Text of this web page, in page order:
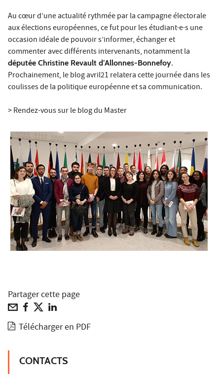
Au cœur d’une actualité rythmée par la campagne électorale
aux élections européennes, ce fut pour les étudiant·e·s une
occasion idéale de pouvoir s’informer, échanger et
commenter avec différents intervenants, notamment la
députée Christine Revault d’Allonnes-Bonnefoy.
Prochainement, le blog avril21 relatera cette journée dans les
coulisses de la politique européenne et sa communication.
> Rendez-vous sur le blog du Master
Partager cette page
Télécharger en PDF
CONTACTS